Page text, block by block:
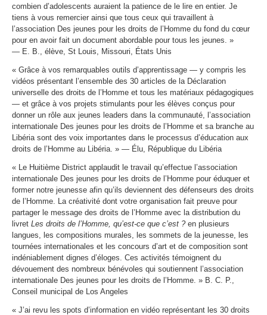
combien d’adolescents auraient la patience de le lire en entier. Je
tiens à vous remercier ainsi que tous ceux qui travaillent à
l’association Des jeunes pour les droits de l’Homme du fond du cœur
pour en avoir fait un document abordable pour tous les jeunes. »
— E. B., élève, St Louis, Missouri, États Unis
« Grâce à vos remarquables outils d’apprentissage — y compris les
vidéos présentant l’ensemble des 30 articles de la Déclaration
universelle des droits de l’Homme et tous les matériaux pédagogiques
— et grâce à vos projets stimulants pour les élèves conçus pour
donner un rôle aux jeunes leaders dans la communauté, l’association
internationale Des jeunes pour les droits de l’Homme et sa branche au
Libéria sont des voix importantes dans le processus d’éducation aux
droits de l’Homme au Libéria. » — Élu, République du Libéria
« Le Huitième District applaudit le travail qu’effectue l’association
internationale Des jeunes pour les droits de l’Homme pour éduquer et
former notre jeunesse afin qu’ils deviennent des défenseurs des droits
de l’Homme. La créativité dont votre organisation fait preuve pour
partager le message des droits de l’Homme avec la distribution du
livret Les droits de l’Homme, qu’est-ce que c’est ?en plusieurs
langues, les compositions murales, les sommets de la jeunesse, les
tournées internationales et les concours d’art et de composition sont
indéniablement dignes d’éloges. Ces activités témoignent du
dévouement des nombreux bénévoles qui soutiennent l’association
internationale Des jeunes pour les droits de l’Homme. » B. C. P.,
Conseil municipal de Los Angeles
« J’ai revu les spots d’information en vidéo représentant les 30 droits